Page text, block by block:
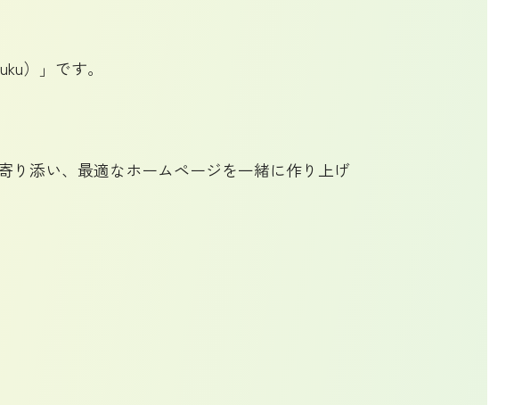
）」です。
り添い、最適なホームページを一緒に作り上げ